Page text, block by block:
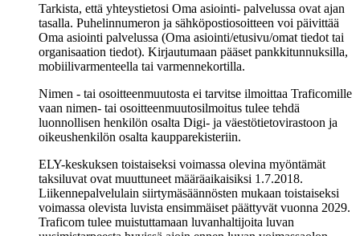
Tarkista, että yhteystietosi Oma asiointi- palvelussa ovat ajan
tasalla. Puhelinnumeron ja sähköpostiosoitteen voi päivittää
Oma asiointi palvelussa (Oma asiointi/etusivu/omat tiedot tai
organisaation tiedot). Kirjautumaan pääset pankkitunnuksilla,
mobiilivarmenteella tai varmennekortilla.
Nimen - tai osoitteenmuutosta ei tarvitse ilmoittaa Traficomille
vaan nimen- tai osoitteenmuutosilmoitus tulee tehdä
luonnollisen henkilön osalta Digi- ja väestötietovirastoon ja
oikeushenkilön osalta kaupparekisteriin.
ELY-keskuksen toistaiseksi voimassa olevina myöntämät
taksiluvat ovat muuttuneet määräaikaisiksi 1.7.2018.
Liikennepalvelulain siirtymäsäännösten mukaan toistaiseksi
voimassa olevista luvista ensimmäiset päättyvät vuonna 2029.
Traficom tulee muistuttamaan luvanhaltijoita luvan